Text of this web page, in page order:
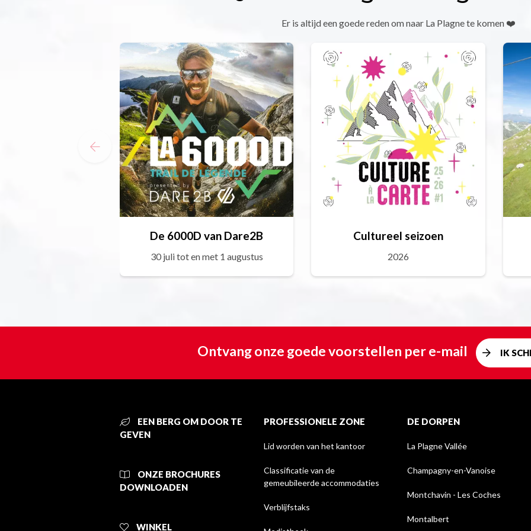
Er is altijd een goede reden om naar La Plagne te komen ❤️
De 6000D van Dare2B
30 juli tot en met 1 augustus
Cultureel seizoen
2026
Ontvang onze goede voorstellen per e-mail IK
EEN BERG OM DOOR TE
GEVEN
ONZE BROCHURES
DOWNLOADEN
WINKEL
PROFESSIONELE ZONE
Lid worden van het kantoor
Classificatie van de
gemeubileerde accommodaties
Verblijfstaks
DE DORPEN
La Plagne Vallée
Champagny-en-Vanoise
Montchavin - Les Coches
Montalbert